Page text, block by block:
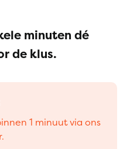
minuten dé
de klus.
1 minuut via ons